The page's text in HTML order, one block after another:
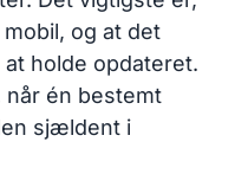
og at det
holde opdateret.
når én bestemt
sjældent i